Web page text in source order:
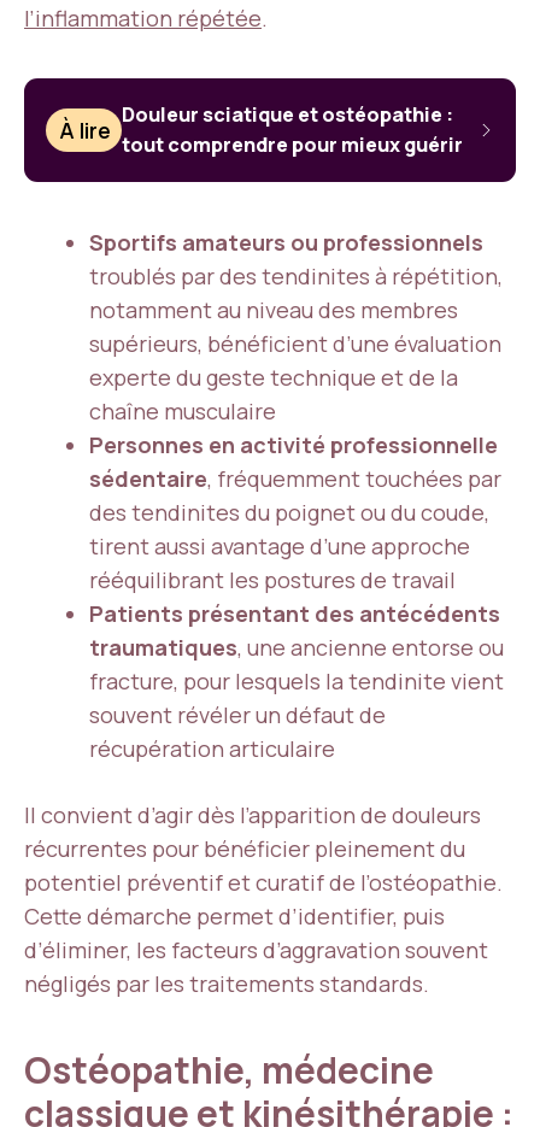
l’inflammation répétée.
À lire
Douleur sciatique et ostéopathie :
tout comprendre pour mieux guérir
Sportifs amateurs ou professionnels
troublés par des tendinites à répétition,
notamment au niveau des membres
supérieurs, bénéficient d’une évaluation
experte du geste technique et de la
chaîne musculaire
Personnes en activité professionnelle
sédentaire, fréquemment touchées par
des tendinites du poignet ou du coude,
tirent aussi avantage d’une approche
rééquilibrant les postures de travail
Patients présentant des antécédents
traumatiques, une ancienne entorse ou
fracture, pour lesquels la tendinite vient
souvent révéler un défaut de
récupération articulaire
Il convient d’agir dès l’apparition de douleurs
récurrentes pour bénéficier pleinement du
potentiel préventif et curatif de l’ostéopathie.
Cette démarche permet d’identifier, puis
d’éliminer, les facteurs d’aggravation souvent
négligés par les traitements standards.
Ostéopathie, médecine
classique et kinésithérapie :